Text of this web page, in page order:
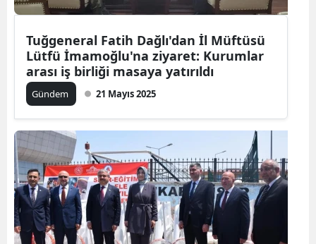
Tuğgeneral Fatih Dağlı'dan İl Müftüsü
Lütfü İmamoğlu'na ziyaret: Kurumlar
arası iş birliği masaya yatırıldı
Gündem 21 Mayıs 2025